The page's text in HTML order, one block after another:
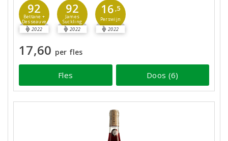
92
Bettane +
Desseauve
2022
92
James
Suckling
2022
16 ,5
Perswijn
2022
17,60 per fles
Fles Doos (6)